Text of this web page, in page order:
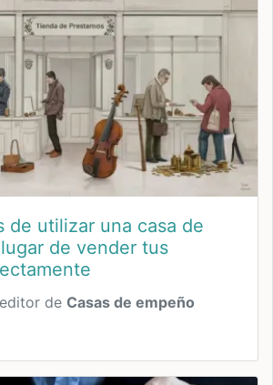
de utilizar una casa de
de vender tus
de Casas de empeño